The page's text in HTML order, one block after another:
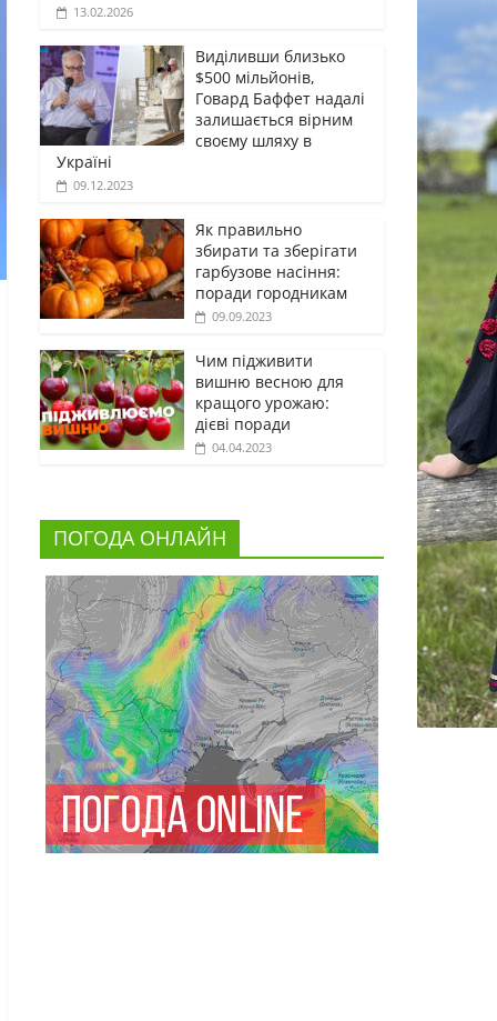
13.02.2026
Виділивши близько
$500 мільйонів,
Говард Баффет надалі
залишається вірним
своєму шляху в
Україні
09.12.2023
Як правильно
збирати та зберігати
гарбузове насіння:
поради городникам
09.09.2023
Чим підживити
вишню весною для
кращого урожаю:
дієві поради
04.04.2023
ПОГОДА ОНЛАЙН